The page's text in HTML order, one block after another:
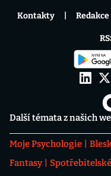
Další témata z našich
Moje Psychologie
Fantasy
Kontakty Redakce